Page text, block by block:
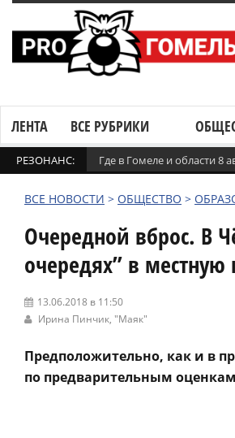
ЛЕНТА ВСЕ РУБРИКИ
РЕЗОНАНС: Где в Гомеле и области 8
ВСЕ НОВОСТИ > ОБЩЕСТВО >
Очередной вброс. В
очередях” в местную
13.06.2018 в 11:50
Ирина Пинчик, "Маяк"
Предположительно, как и в
по предварительным